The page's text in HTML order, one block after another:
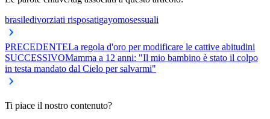
brasiledivorziati risposatigayomosessuali
PRECEDENTELa regola d'oro per modificare le cattive abitudini
SUCCESSIVOMamma a 12 anni: "Il mio bambino è stato il colpo
in testa mandato dal Cielo per salvarmi"
Ti piace il nostro contenuto?